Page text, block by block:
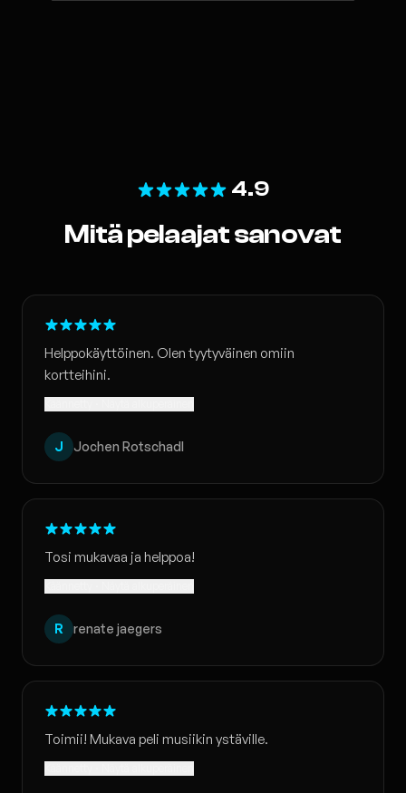
4.9
Mitä pelaajat sanovat
Helppokäyttöinen. Olen tyytyväinen omiin
kortteihini.
J Jochen Rotschadl
Tosi mukavaa ja helppoa!
R renate jaegers
Toimii! Mukava peli musiikin ystäville.